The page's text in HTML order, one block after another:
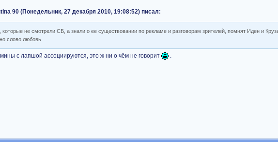
90 (Понедельник, 27 декабря 2010, 19:08:52) писал:
не смотрели СБ, а знали о ее существовании по рекламе и разговорам зрителей, помнят Иден и
слово любовь
с лапшой ассоциируются, это ж ни о чём не говорит .